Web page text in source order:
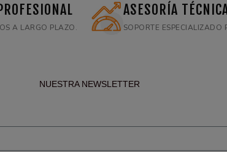
A LARGO PLAZO.
ASESORÍA
SOPORTE ESPECIALIZADO
NUESTRA NEWSLETTER